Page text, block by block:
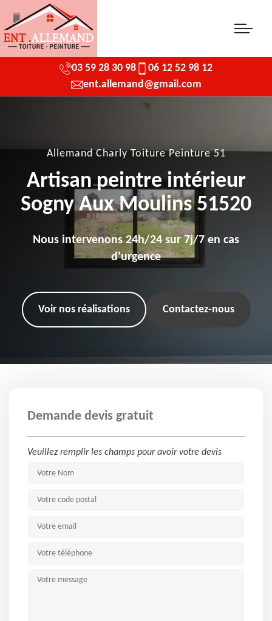
03 59 28 30 98
06 12 52 98 12
ent.allemand@gmail.com
Allemand Charly Toiture Peinture 51
Artisan peintre intérieur
Sogny Aux Moulins 51520
Nous intervenons 24h/24 sur 7j/7 en cas
d'urgence
Voir nos réalisations Contactez-nous
Demande devis gratuit
Veuillez remplir les champs pour avoir votre devis